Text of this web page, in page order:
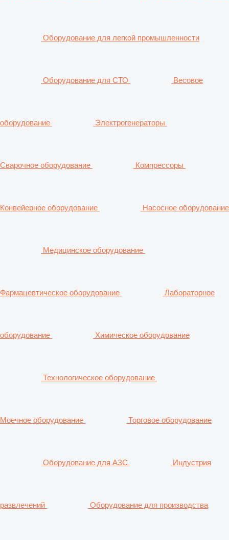
Оборудование для легкой промышленности
Оборудование для СТО Весовое
оборудование Электрогенераторы
Сварочное оборудование Компрессоры
Конвейерное оборудование Насосное оборудование
Медицинское оборудование
Фармацевтическое оборудование Лабораторное
оборудование Химическое оборудование
Технологическое оборудование
Моечное оборудование Торговое оборудование
Оборудование для АЗС Индустрия
развлечений Оборудование для производства